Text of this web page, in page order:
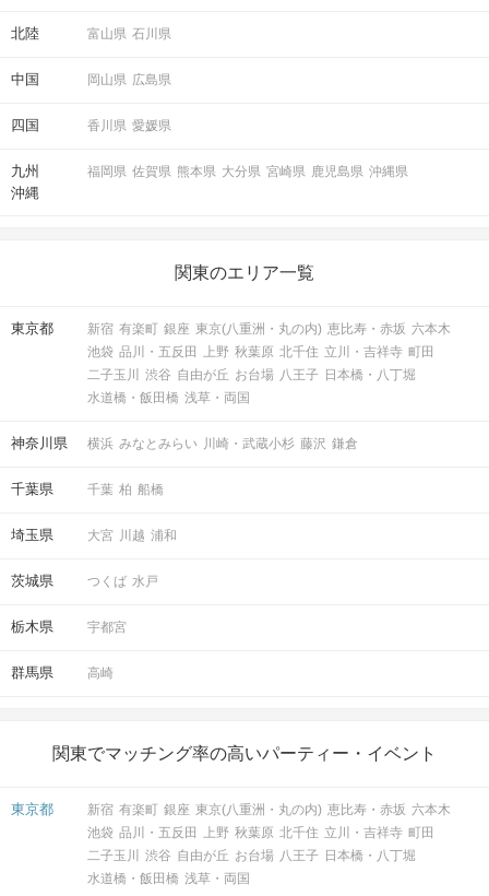
北陸 富山県 石川県
中国 岡山県 広島県
四国 香川県 愛媛県
九州
沖縄
福岡県 佐賀県 熊本県 大分県 宮崎県 鹿児島県 沖縄県
関東のエリア一覧
東京都 新宿 有楽町 銀座 東京(八重洲・丸の内) 恵比寿・赤坂 六本木
池袋 品川・五反田 上野 秋葉原 北千住 立川・吉祥寺 町田
二子玉川
渋谷 自由が丘 お台場 八王子 日本橋・八丁堀
水道橋・飯田橋 浅草・両国
神奈川県 横浜 みなとみらい 川崎・武蔵小杉 藤沢 鎌倉
千葉県 千葉 柏 船橋
埼玉県 大宮 川越 浦和
茨城県 つくば 水戸
栃木県 宇都宮
群馬県 高崎
関東でマッチング率の高いパーティー・イベント
東京都 新宿 有楽町 銀座 東京(八重洲・丸の内) 恵比寿・赤坂 六本木
池袋 品川・五反田 上野 秋葉原 北千住 立川・吉祥寺 町田
二子玉川
渋谷 自由が丘 お台場 八王子 日本橋・八丁堀
水道橋・飯田橋 浅草・両国